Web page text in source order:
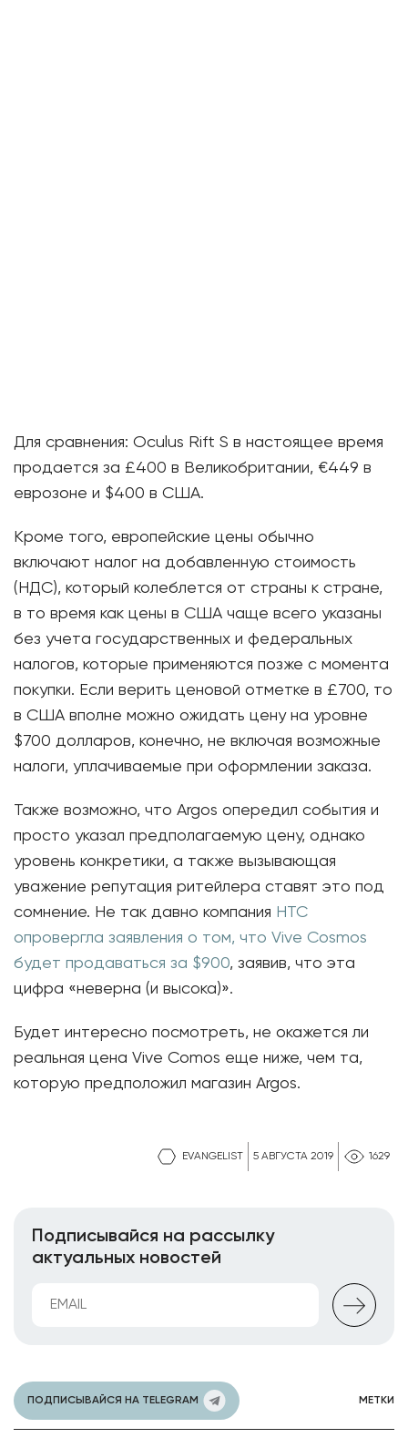
EVANGELIST 5 АВГУСТА 2019 1629
Для сравнения: Oculus Rift S в настоящее время
продается за £400 в Великобритании, €449 в
еврозоне и $400 в США.
Кроме того, европейские цены обычно
включают налог на добавленную стоимость
(НДС), который колеблется от страны к стране,
в то время как цены в США чаще всего указаны
без учета государственных и федеральных
налогов, которые применяются позже с момента
покупки. Если верить ценовой отметке в £700, то
в США вполне можно ожидать цену на уровне
$700 долларов, конечно, не включая возможные
налоги, уплачиваемые при оформлении заказа.
Также возможно, что Argos опередил события и
просто указал предполагаемую цену, однако
уровень конкретики, а также вызывающая
уважение репутация ритейлера ставят это под
сомнение. Не так давно компания HTC
опровергла заявления о том, что Vive Cosmos
будет продаваться за $900, заявив, что эта
цифра «неверна (и высока)».
Будет интересно посмотреть, не окажется ли
реальная цена Vive Comos еще ниже, чем та,
которую предположил магазин Argos.
Подписывайся на рассылку
актуальных новостей
ПОДПИСЫВАЙСЯ НА TELEGRAM МЕТКИ